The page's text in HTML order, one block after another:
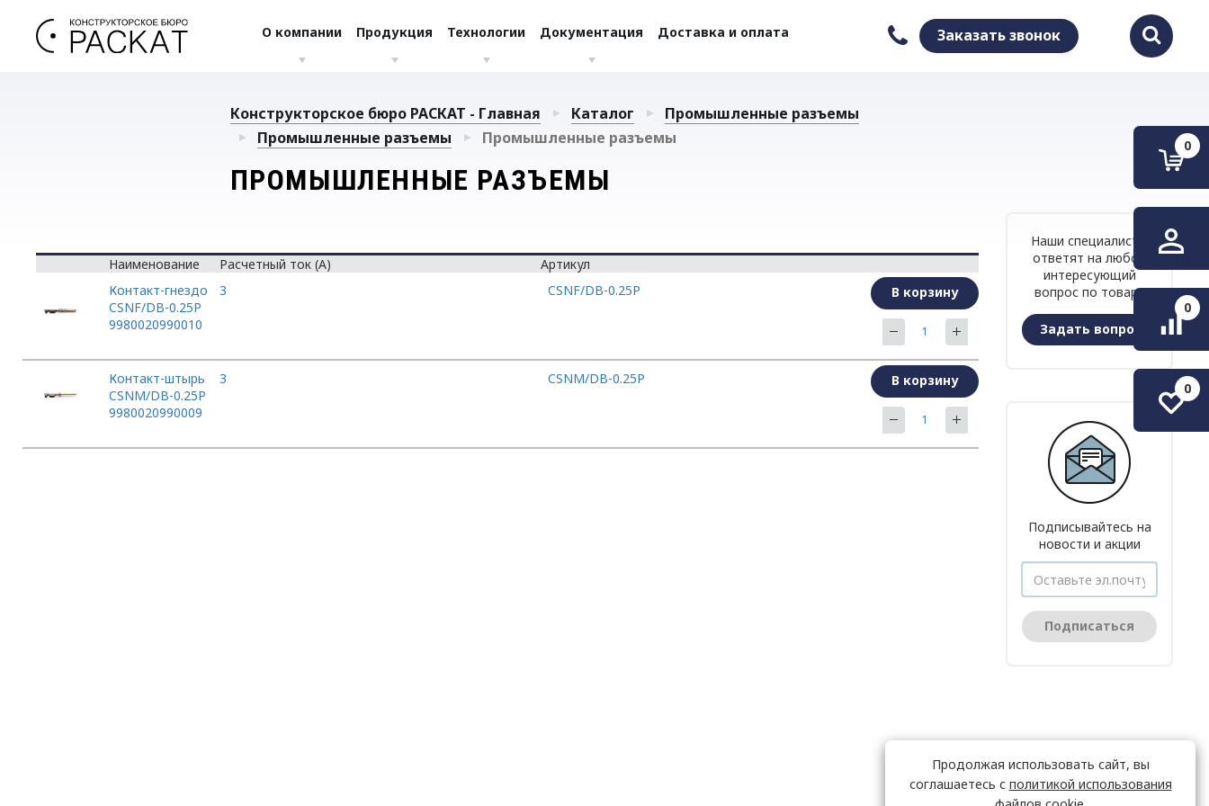
О компании Продукция Технологии Документация Доставка и оплата Заказать звонок
0
0
0
Конструкторское бюро РАСКАТ - Главная Каталог
Промышленные разъемы
Промышленные разъемы
Промышленные разъемы
ПРОМЫШЛЕННЫЕ РАЗЪЕМЫ
Наименование Расчетный ток (А)
Артикул
Контакт-гнездо
CSNF/DB-0.25P
9980020990010
3 CSNF/DB-0.25P В корзину
Контакт-штырь
CSNM/DB-0.25P
9980020990009
3 CSNM/DB-0.25P В корзину
Наши специалисты
ответят на любой
интересующий
вопрос по товару
Задать вопрос
Подписывайтесь на
новости и акции
Подписаться
Продолжая использовать сайт, вы
соглашаетесь с политикой использования